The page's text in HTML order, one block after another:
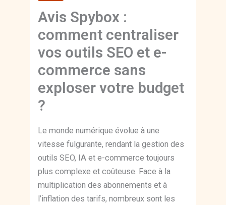
Avis Spybox :
comment centraliser
vos outils SEO et e-
commerce sans
exploser votre budget
?
Le monde numérique évolue à une
vitesse fulgurante, rendant la gestion des
outils SEO, IA et e-commerce toujours
plus complexe et coûteuse. Face à la
multiplication des abonnements et à
l’inflation des tarifs, nombreux sont les